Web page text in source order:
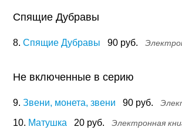
Спящие Дубравы
8. Спящие Дубравы 90 руб.
Не включенные в серию
9. Звени, монета, звени 90 руб.
10. Матушка 20 руб. Электронная